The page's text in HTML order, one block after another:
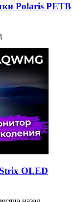
Polaris PETB
OLED